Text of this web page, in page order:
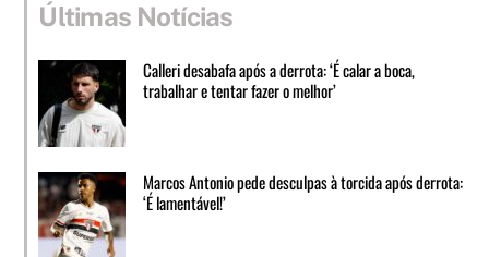
Últimas Notícias
Calleri desabafa após a derrota: ‘É calar a boca,
trabalhar e tentar fazer o melhor’
Marcos Antonio pede desculpas à torcida após derrota:
‘É lamentável!’